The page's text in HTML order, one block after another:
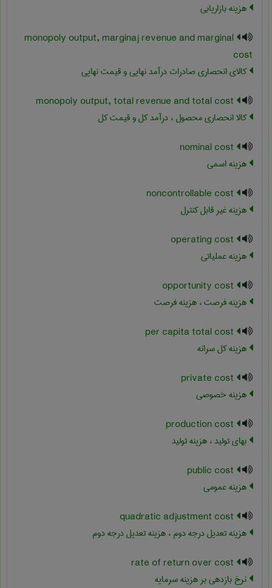
هزینه بازاریابی
monopoly output, marginaj revenue and marginal
cost
کالای انحصاری صادرات درآمد نهایی و قیمت نهایی
کالا انحصاری محصول ، درآمد کل و قیمت کل
هزینه اسمی
هزینه غیر قابل کنترل
هزینه عملیاتی
هزینه فرصت ، هزینه فرصت
هزینه کل سرانه
هزینه خصوصی
بهای تولید ، هزینه تولید
هزینه عمومی
هزینه تعدیل درجه دوم ، هزینه تعدیل درجه دوم
نرخ بازدهی بر هزینه سرمایه